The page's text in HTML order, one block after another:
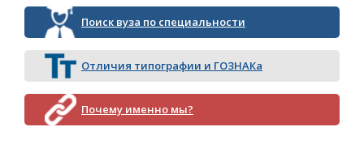
Поиск вуза по специальности
Отличия типографии и ГОЗНАКа
Почему именно мы?